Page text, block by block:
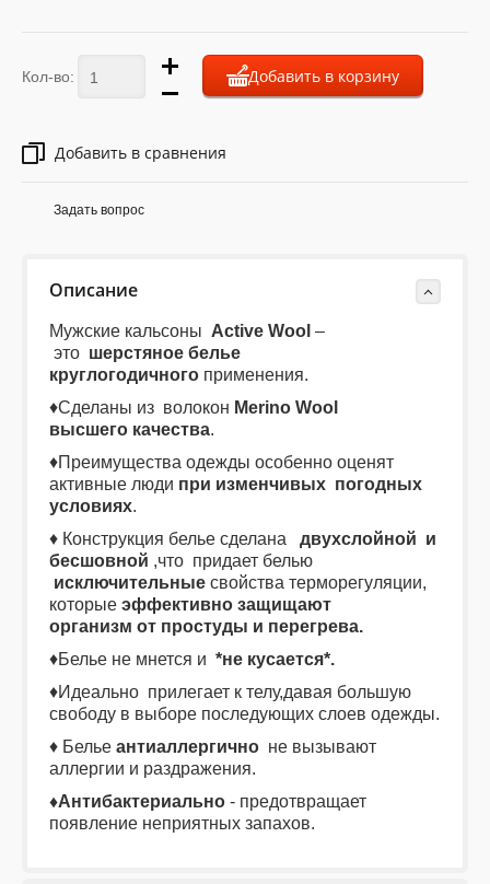
Кол-во: Добавить в корзину
Добавить в сравнения
Задать вопрос
Описание
Мужские кальсоны Active Wool –
это шерстяное белье
круглогодичного применения.
♦Сделаны из волокон Mеrino Wool
высшего качества.
♦Преимущества одежды особенно оценят
активные люди при изменчивых погодных
условиях.
♦ Конструкция белье сделана
двухслойной и
бесшовной ,что придает белью
исключительные свойства терморегуляции,
которые эффективно защищают
организм от простуды и перегрева.
♦Белье не мнется и *не кусается*.
♦Идеально прилегает к телу,давая большую
свободу в выборе последующих слоев одежды.
♦ Белье антиаллергично не вызывают
аллергии и раздражения.
♦Антибактериально - предотвращает
появление неприятных запахов.